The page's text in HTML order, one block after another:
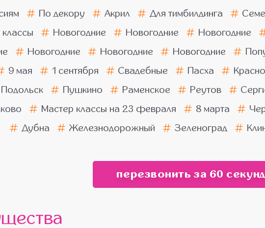
По декору Акрил Для тимбилдинга
Новогодние Новогодние Новогодние
Новогодние Новогодние Новогодние
9 мая 1 сентября Свадебные Пасха
Подольск Пушкино Раменское Реутов
Мастер классы на 23 февраля 8 марта
Дубна
Железнодорожный Зеленоград
перезвонить за 60 секунд